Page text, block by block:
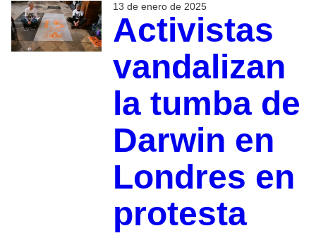
13 de enero de 2025
Activistas
vandalizan
la tumba de
Darwin en
Londres en
protesta